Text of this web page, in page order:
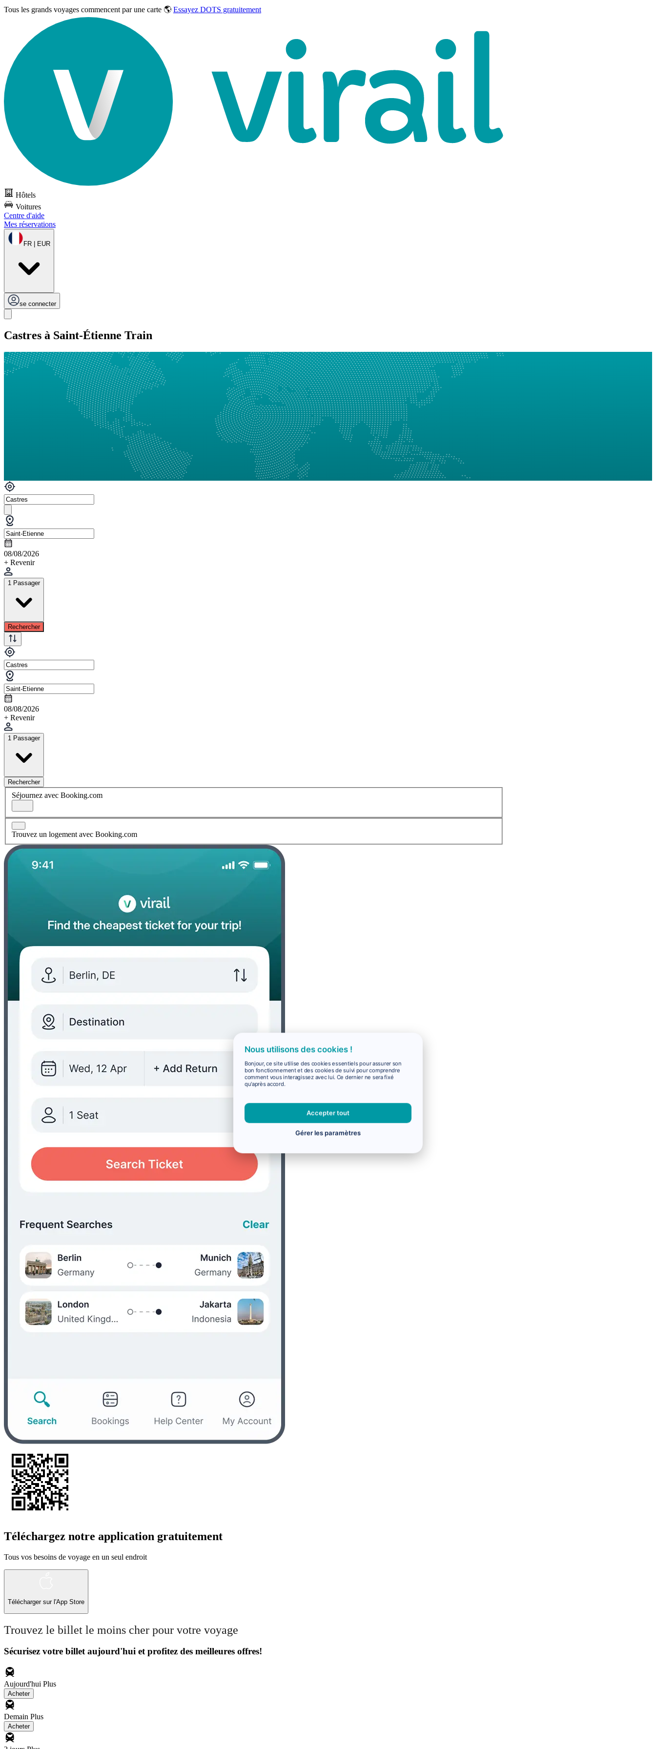
Tous les grands voyages commencent par une carte 🌎 Essayez DOTS gratuitement
Hôtels
Voitures
Centre d'aide
Mes réservations
FR | EUR
se connecter
Castres à Saint-Étienne Train
08/08/2026
+ Revenir
1 Passager
Rechercher
08/08/2026
+ Revenir
1 Passager
Rechercher
Séjournez avec Booking.com
Trouvez un logement avec Booking.com
Téléchargez notre application gratuitement
Tous vos besoins de voyage en un seul endroit
Télécharger sur l'App Store
Trouvez le billet le moins cher pour votre voyage
Sécurisez votre billet aujourd'hui et profitez des meilleures offres!
Aujourd'hui Plus
Acheter
Demain Plus
Acheter
Nous utilisons des cookies !
Bonjour, ce site utilise des cookies essentiels pour assurer son
bon fonctionnement et des cookies de suivi pour comprendre
comment vous interagissez avec lui. Ce dernier ne sera fixé
qu'après accord.
Accepter tout
Gérer les paramètres